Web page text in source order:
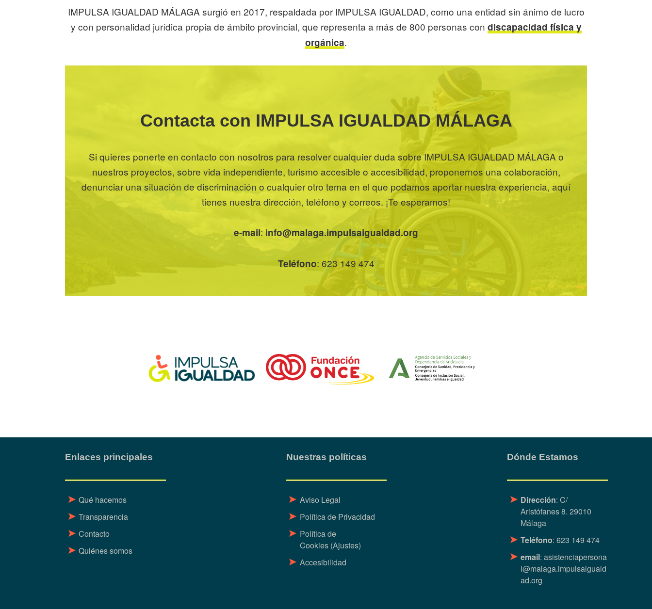
IMPULSA IGUALDAD MÁLAGA surgió en 2017, respaldada por IMPULSA IGUALDAD, como una entidad sin ánimo de lucro
y con personalidad jurídica propia de ámbito provincial, que representa a más de 800 personas con discapacidad física y
orgánica.
Contacta con IMPULSA IGUALDAD MÁLAGA
Si quieres ponerte en contacto con nosotros para resolver cualquier duda sobre IMPULSA IGUALDAD MÁLAGA o
nuestros proyectos, sobre vida independiente, turismo accesible o accesibilidad, proponernos una colaboración,
denunciar una situación de discriminación o cualquier otro tema en el que podamos aportar nuestra experiencia, aquí
tienes nuestra dirección, teléfono y correos. ¡Te esperamos!
e-mail: info@malaga.impulsaigualdad.org
Teléfono: 623 149 474
Enlaces principales
Qué hacemos
Transparencia
Contacto
Quiénes somos
Nuestras políticas
Aviso Legal
Política de Privacidad
Política de
Cookies (Ajustes)
Accesibilidad
Dónde Estamos
Dirección: C/
Aristófanes 8. 29010
Málaga
Teléfono: 623 149 474
email: asistenciapersona
l@malaga.impulsaiguald
ad.org